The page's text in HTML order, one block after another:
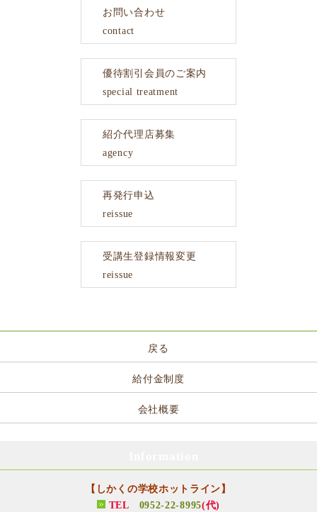
お問い合わせ
contact
優待割引会員のご案内
special treatment
紹介代理店募集
agency
再発行申込
reissue
受講生登録情報変更
reissue
戻る
給付金制度
会社概要
【しかくの学校ホットライン】
TEL 0952-22-8995(代)